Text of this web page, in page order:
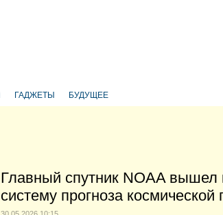
ГАДЖЕТЫ БУДУЩЕЕ
Главный спутник NOAA
систему прогноза космической